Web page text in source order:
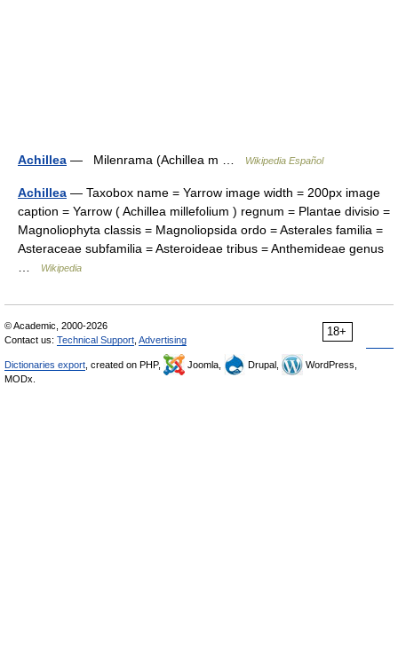
Achillea — Milenrama (Achillea m … Wikipedia Español
Achillea — Taxobox name = Yarrow image width = 200px image
caption = Yarrow ( Achillea millefolium ) regnum = Plantae divisio =
Magnoliophyta classis = Magnoliopsida ordo = Asterales familia =
Asteraceae subfamilia = Asteroideae tribus = Anthemideae genus
Wikipedia
18+
© Academic, 2000-2026
Contact us: Technical Support Advertising
Dictionaries export , created on PHP, Joomla, Drupal,
WordPress,
MODx.